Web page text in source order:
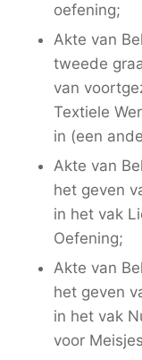
oefening;
Akte van
tweede
van
Textiele
in (een
Akte van
het geven
in het vak
Oefening;
Akte van
het geven
in het vak
voor